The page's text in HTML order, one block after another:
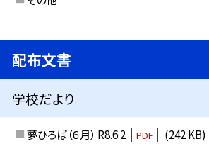
配布文書
学校だより
夢ひろば（６月） R8.6.2 PDF
(242 KB)